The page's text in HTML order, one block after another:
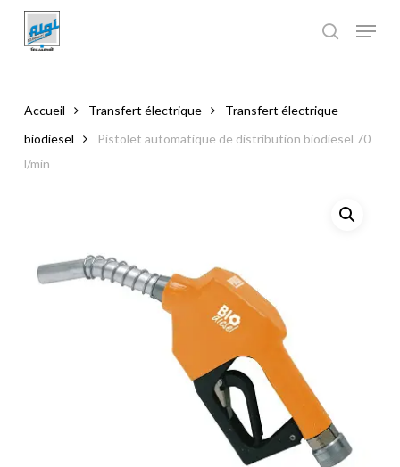
main
Accueil Transfert électrique
Transfert électrique
biodiesel
Pistolet automatique de distribution biodiesel 70
l/min